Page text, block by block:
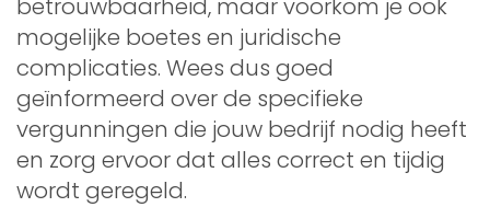
betrouwbaarheid, maar voorkom je ook
mogelijke boetes en juridische
complicaties. Wees dus goed
geïnformeerd over de specifieke
vergunningen die jouw bedrijf nodig heeft
en zorg ervoor dat alles correct en tijdig
wordt geregeld.